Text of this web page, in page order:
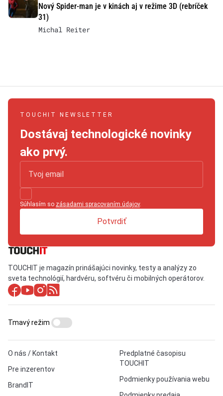
Nový Spider-man je v kinách aj v režime 3D (rebríček
31)
Michal Reiter
TOUCHIT NEWSLETTER
Dostávaj technologické novinky
ako prvý.
Súhlasím so zásadami spracovaním údajov.
Potvrdiť
TOUCHIT je magazín prinášajúci novinky, testy a analýzy zo
sveta technológií, hardvéru, softvéru či mobilných operátorov.
O nás / Kontakt
Pre inzerentov
BrandIT
Predplatné časopisu
TOUCHIT
Podmienky používania webu
Tmavý režim